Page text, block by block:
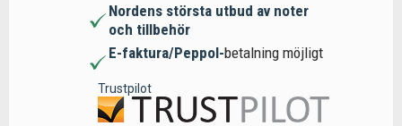
Nordens största utbud av noter
och tillbehör
E-faktura/Peppol-betalning möjligt
Trustpilot